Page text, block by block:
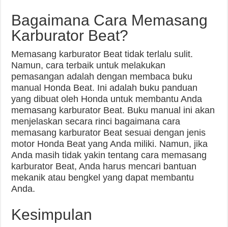
Bagaimana Cara Memasang
Karburator Beat?
Memasang karburator Beat tidak terlalu sulit.
Namun, cara terbaik untuk melakukan
pemasangan adalah dengan membaca buku
manual Honda Beat. Ini adalah buku panduan
yang dibuat oleh Honda untuk membantu Anda
memasang karburator Beat. Buku manual ini akan
menjelaskan secara rinci bagaimana cara
memasang karburator Beat sesuai dengan jenis
motor Honda Beat yang Anda miliki. Namun, jika
Anda masih tidak yakin tentang cara memasang
karburator Beat, Anda harus mencari bantuan
mekanik atau bengkel yang dapat membantu
Anda.
Kesimpulan